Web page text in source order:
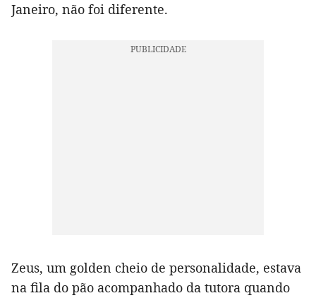
Janeiro, não foi diferente.
Zeus, um golden cheio de personalidade, estava
na fila do pão acompanhado da tutora quando